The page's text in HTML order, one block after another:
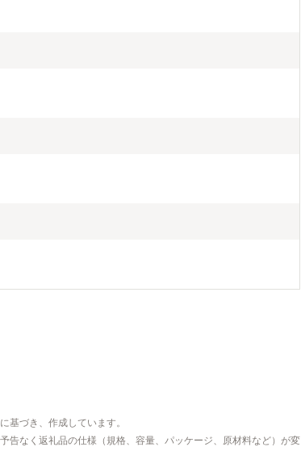
基づき、作成しています。
告なく返礼品の仕様（規格、容量、パッケージ、原材料など）が変